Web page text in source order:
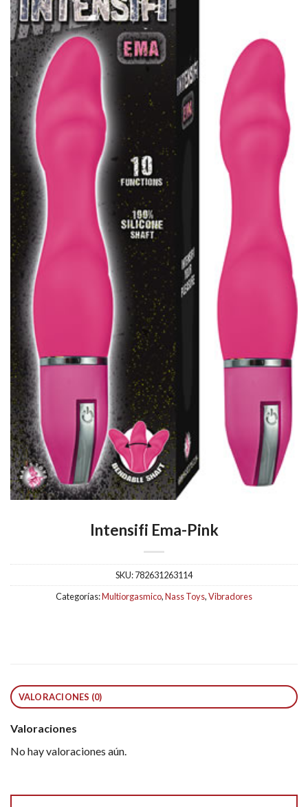
Intensifi Ema-Pink
SKU:782631263114
Categorías:Multiorgasmico,Nass Toys,Vibradores
VALORACIONES (0)
Valoraciones
No hay valoraciones aún.